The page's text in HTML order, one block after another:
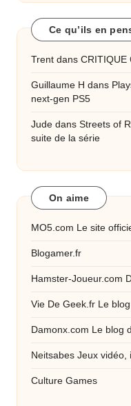
Ce qu’ils en
Trent dans CRITIQUE
Guillaume H dans
next-gen PS5
Jude dans Streets of
suite de la série
On aime
MO5.com Le site
Blogamer.fr
Hamster-Joueur.com
Vie De Geek.fr Le
Damonx.com Le blog
Neitsabes Jeux vidéo,
Culture Games